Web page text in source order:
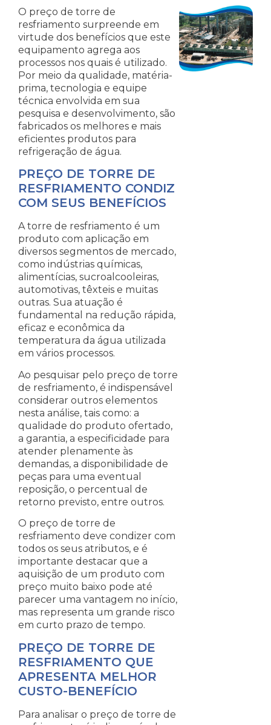
O preço de torre de
resfriamento surpreende em
virtude dos benefícios que este
equipamento agrega aos
processos nos quais é utilizado.
Por meio da qualidade, matéria-
prima, tecnologia e equipe
técnica envolvida em sua
pesquisa e desenvolvimento, são
fabricados os melhores e mais
eficientes produtos para
refrigeração de água.
PREÇO DE TORRE DE
RESFRIAMENTO CONDIZ
COM SEUS BENEFÍCIOS
A torre de resfriamento é um
produto com aplicação em
diversos segmentos de mercado,
como indústrias químicas,
alimentícias, sucroalcooleiras,
automotivas, têxteis e muitas
outras. Sua atuação é
fundamental na redução rápida,
eficaz e econômica da
temperatura da água utilizada
em vários processos.
Ao pesquisar pelo preço de torre
de resfriamento, é indispensável
considerar outros elementos
nesta análise, tais como: a
qualidade do produto ofertado,
a garantia, a especificidade para
atender plenamente às
demandas, a disponibilidade de
peças para uma eventual
reposição, o percentual de
retorno previsto, entre outros.
O preço de torre de
resfriamento deve condizer com
todos os seus atributos, e é
importante destacar que a
aquisição de um produto com
preço muito baixo pode até
parecer uma vantagem no início,
mas representa um grande risco
em curto prazo de tempo.
PREÇO DE TORRE DE
RESFRIAMENTO QUE
APRESENTA MELHOR
CUSTO-BENEFÍCIO
Para analisar o preço de torre de